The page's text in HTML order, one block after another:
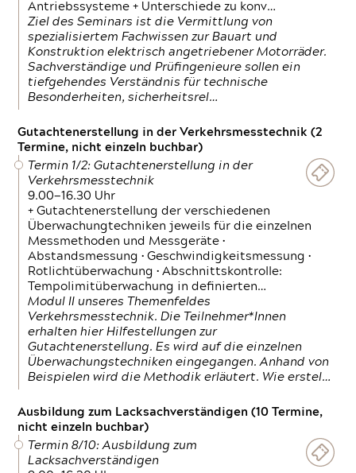
Antriebssysteme + Unterschiede zu konv…
Ziel des Seminars ist die Vermittlung von
spezialisiertem Fachwissen zur Bauart und
Konstruktion elektrisch angetriebener Motorräder.
Sachverständige und Prüfingenieure sollen ein
tiefgehendes Verständnis für technische
Besonderheiten, sicherheitsrel…
Gutachtenerstellung in der Verkehrsmesstechnik (2
Termine, nicht einzeln buchbar)
Termin 1/2: Gutachtenerstellung in der
Verkehrsmesstechnik
9.00—16.30 Uhr
+ Gutachtenerstellung der verschiedenen
Überwachungtechniken jeweils für die einzelnen
Messmethoden und Messgeräte •
Abstandsmessung • Geschwindigkeitsmessung •
Rotlichtüberwachung • Abschnittskontrolle:
Tempolimitüberwachung in definierten…
Modul II unseres Themenfeldes
Verkehrsmesstechnik. Die Teilnehmer*Innen
erhalten hier Hilfestellungen zur
Gutachtenerstellung. Es wird auf die einzelnen
Überwachungstechniken eingegangen. Anhand von
Beispielen wird die Methodik erläutert. Wie erstel…
Ausbildung zum Lacksachverständigen (10 Termine,
nicht einzeln buchbar)
Termin 8/10: Ausbildung zum
Lacksachverständigen